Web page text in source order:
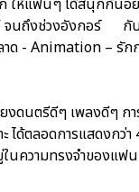
ให้แฟนๆ ได้สนุกกันอ
จนถึงช่วงอังกอร์ กับ
ด - Animation – รัก
ดนตรีดีๆ เพลงดีๆ ก
ได้ตลอดการแสดงกว่า
นความทรงจำของแ